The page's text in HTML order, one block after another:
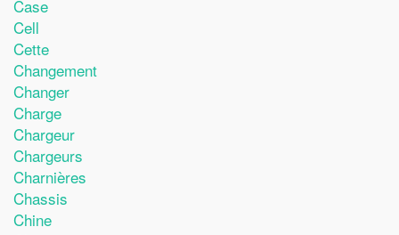
Case
Cell
Cette
Changement
Changer
Charge
Chargeur
Chargeurs
Charnières
Chassis
Chine